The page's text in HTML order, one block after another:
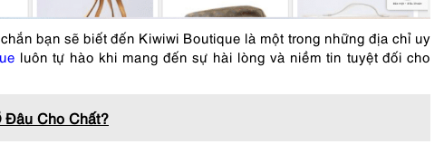
bạn sẽ biết đến Kiwiwi Boutique là một trong những địa chỉ uy
luôn tự hào khi mang đến sự hài lòng và niềm tin tuyệt đối cho
Đâu Cho Chất?